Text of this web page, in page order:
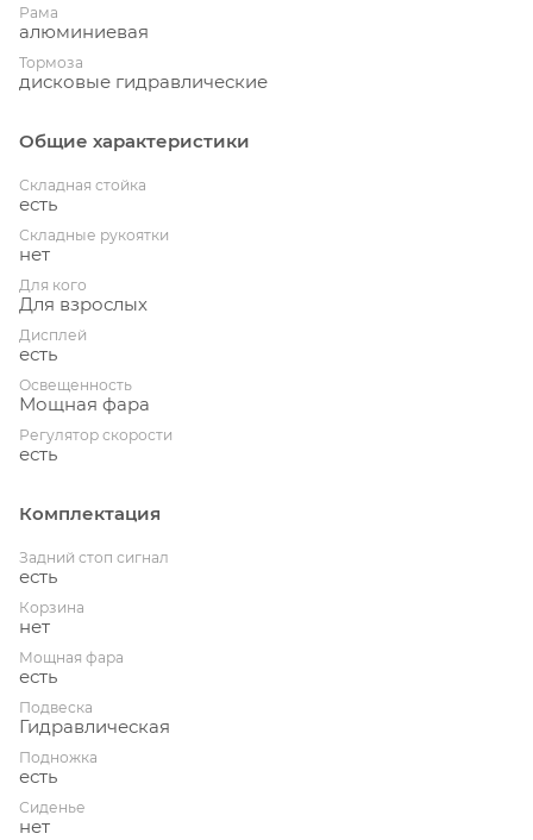
Рама
алюминиевая
Тормоза
дисковые гидравлические
Общие характеристики
Складная стойка
есть
Складные рукоятки
нет
Для кого
Для взрослых
Дисплей
есть
Освещенность
Мощная фара
Регулятор скорости
есть
Комплектация
Задний стоп сигнал
есть
Корзина
нет
Мощная фара
есть
Подвеска
Гидравлическая
Подножка
есть
Сиденье
нет